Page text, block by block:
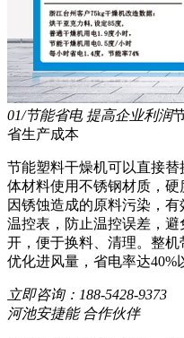
01/节能省电 提高企业利润
省生产成本
节能塑料干燥机可以直接
体材料使用不锈钢材质，
因锈蚀造成的原料污染，
温控表，防止温控误差，
开，便于换料、清理。整机
优化进风量，省电率达40%
立即咨询： 188-5428-9373
河池安捷能 合作伙伴